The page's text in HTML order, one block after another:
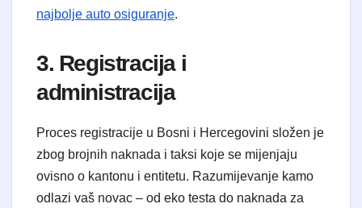
najbolje auto osiguranje.
3. Registracija i
administracija
Proces registracije u Bosni i Hercegovini složen je
zbog brojnih naknada i taksi koje se mijenjaju
ovisno o kantonu i entitetu. Razumijevanje kamo
odlazi vaš novac – od eko testa do naknada za